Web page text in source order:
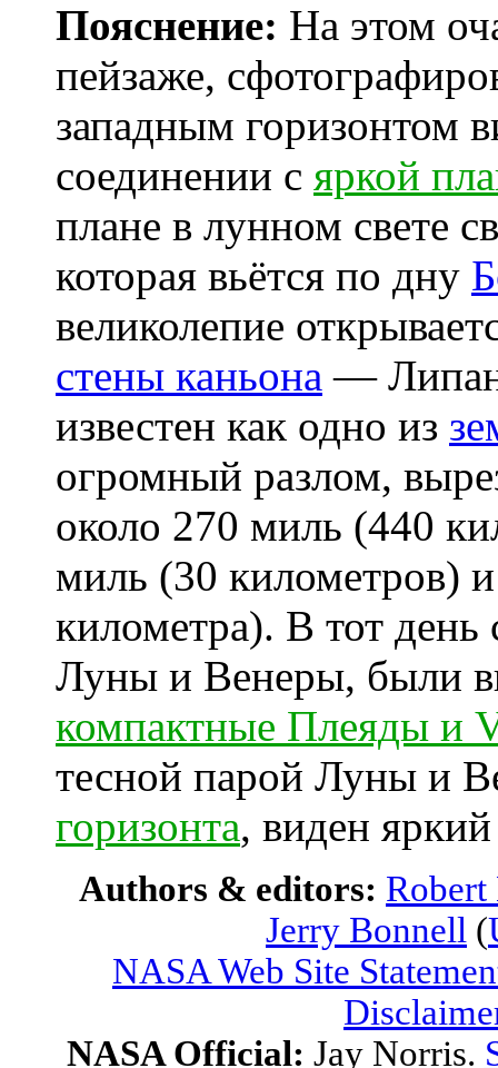
Пояснение: На этом
пейзаже,
западным горизонтом
соединении с яркой
плане в лунном свете
которая вьётся по дну
великолепие
стены каньона —
известен как одно из
огромный разлом,
около 270 миль (440
миль (30 километров)
километра). В тот
Луны и Венеры, были
компактные Плеяды и
тесной парой Луны и
горизонта, виден
Authors & editors:
Jerry Bonnell (
NASA Web Site
NASA Official: Jay Norris.